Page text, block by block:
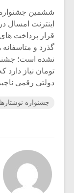
ششمین جشنواره
اینترنت امسال
قرار پرداخت
گذرد و متاسفانه
نشده است؛
تومان نیاز
دولتی رقمی
جشنواره